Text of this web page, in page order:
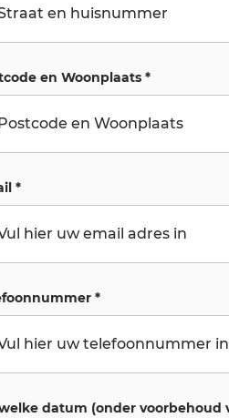
en Woonplaats*
*
*
datum (onder